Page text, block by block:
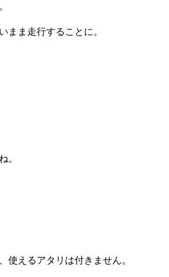
まま走行することに。
。
使えるアタリは付きません。